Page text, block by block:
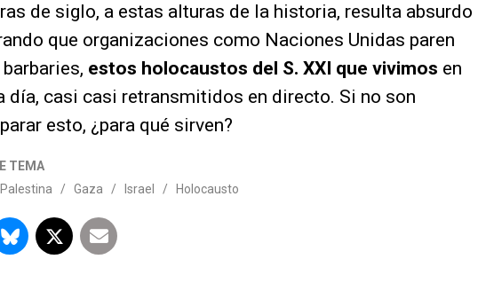
de siglo, a estas alturas de la historia, resulta absurdo
que organizaciones como Naciones Unidas paren
estos holocaustos del S. XXI que vivimos en
día, casi casi retransmitidos en directo. Si no son
esto, ¿para qué sirven?
TEMA
Palestina / Gaza / Israel / Holocausto